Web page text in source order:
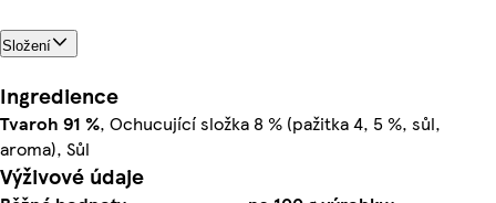
Složení
Ingredience
Tvaroh 91 %, Ochucující složka 8 % (pažitka 4, 5 %, sůl,
aroma), Sůl
Výživové údaje